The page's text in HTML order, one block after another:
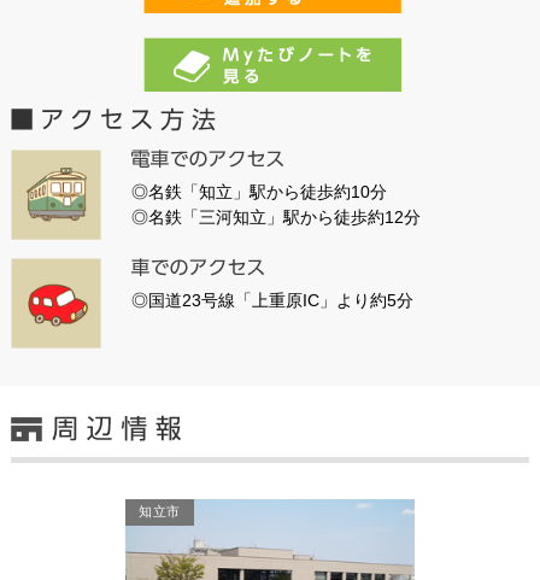
◎名鉄「知立」駅から徒歩約10分
◎名鉄「三河知立」駅から徒歩約12分
◎国道23号線「上重原IC」より約5分
知立市